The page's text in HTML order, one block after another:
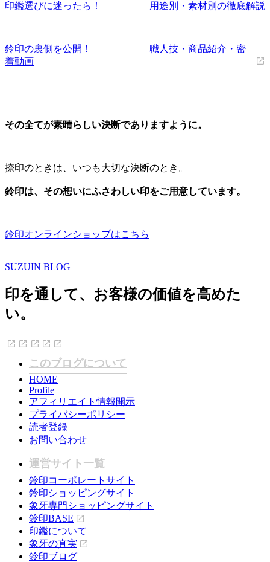
印鑑選びに迷ったら！ 用途別・素材別の徹底解説
鈴印の裏側を公開！ 職人技・商品紹介・密
着動画
その全てが素晴らしい決断でありますように。
捺印のときは、いつも大切な決断のとき。
鈴印は、その想いにふさわしい印をご用意しています。
鈴印オンラインショップはこちら
SUZUIN BLOG
印を通して、お客様の価値を高めた
い。
このブログについて
HOME
Profile
アフィリエイト情報開示
プライバシーポリシー
読者登録
お問い合わせ
運営サイト一覧
鈴印コーポレートサイト
鈴印ショッピングサイト
象牙専門ショッピングサイト
鈴印BASE
印鑑について
象牙の真実
鈴印ブログ